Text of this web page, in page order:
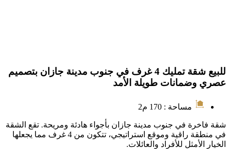
للبيع شقة تمليك 4 غرف في جنوب مدينة جازان بتصميم
عصري وضمانات طويلة الأمد
مساحة : 170 م2
شقة فاخرة في جنوب مدينة جازان بأجواء هادئة ومريحة. تقع الشقة
في منطقة راقية وموقع استراتيجي، تتكون من 4 غرف مما يجعلها
الخيار الأمثل للأفراد والعائلات.